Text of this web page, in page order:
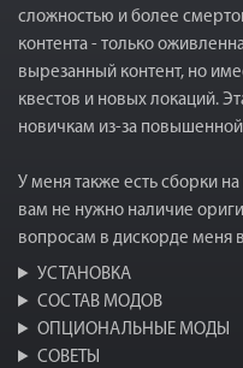
сложностью и более
контента - только
вырезанный контент, но
квестов и новых локаций.
новичкам из-за
У меня также есть сборки на
вам не нужно наличие
вопросам в дискорде меня
УСТАНОВКА
СОСТАВ МОДОВ
ОПЦИОНАЛЬНЫЕ МОДЫ
СОВЕТЫ